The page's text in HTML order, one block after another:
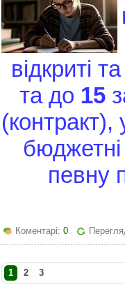
відкриті
та до 15
певну
Коментарі: 0
1 2 3